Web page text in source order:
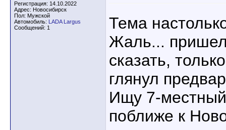
Регистрация: 14.10.2022
Адрес: Новосибирск
Пол: Мужской
Автомобиль: LADA Largus
Сообщений: 1
Тема
Жаль...
сказать,
глянул
Ищу 7-
поближе к